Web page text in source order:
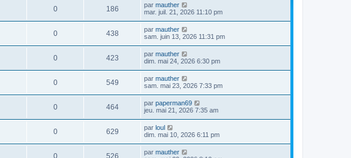
0 186 par mauther
mar. juil. 21, 2026 11:10 pm
0 438 par mauther
sam. juin 13, 2026 11:31 pm
0 423 par mauther
dim. mai 24, 2026 6:30 pm
0 549 par mauther
sam. mai 23, 2026 7:33 pm
0 464 par paperman69
jeu. mai 21, 2026 7:35 am
0 629 par loul
dim. mai 10, 2026 6:11 pm
0 526 par mauther